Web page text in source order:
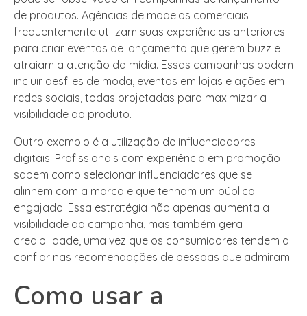
de produtos. Agências de modelos comerciais
frequentemente utilizam suas experiências anteriores
para criar eventos de lançamento que gerem buzz e
atraiam a atenção da mídia. Essas campanhas podem
incluir desfiles de moda, eventos em lojas e ações em
redes sociais, todas projetadas para maximizar a
visibilidade do produto.
Outro exemplo é a utilização de influenciadores
digitais. Profissionais com experiência em promoção
sabem como selecionar influenciadores que se
alinhem com a marca e que tenham um público
engajado. Essa estratégia não apenas aumenta a
visibilidade da campanha, mas também gera
credibilidade, uma vez que os consumidores tendem a
confiar nas recomendações de pessoas que admiram.
Como usar a